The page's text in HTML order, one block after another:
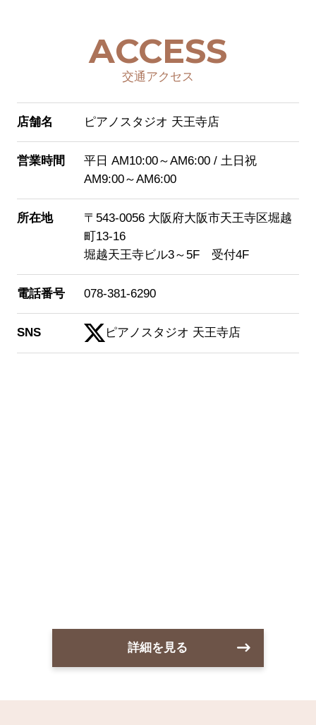
ACCESS
交通アクセス
店舗名 ピアノスタジオ 天王寺店
営業時間
平日 AM10:00～AM6:00 / 土日祝
AM9:00～AM6:00
所在地
〒543-0056 大阪府大阪市天王寺区堀越
町13-16
堀越天王寺ビル3～5F 受付4F
電話番号 078-381-6290
SNS ピアノスタジオ 天王寺店
詳細を見る